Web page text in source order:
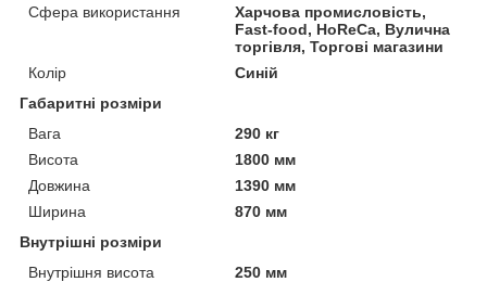
Сфера використання
Харчова промисловість,
Fast-food, HoReCa, Вулична
торгівля, Торгові магазини
Колір
Синій
Габаритні розміри
Вага
290 кг
Висота
1800 мм
Довжина
1390 мм
Ширина
870 мм
Внутрішні розміри
Внутрішня висота
250 мм